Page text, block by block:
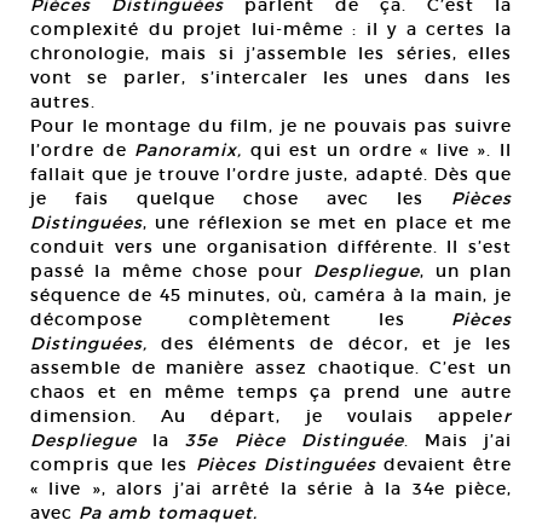
Pièces Distinguées parlent de ça. C’est la
complexité du projet lui-même : il y a certes la
chronologie, mais si j’assemble les séries, elles
vont se parler, s’intercaler les unes dans les
autres.
Pour le montage du film, je ne pouvais pas suivre
l’ordre de Panoramix, qui est un ordre « live ». Il
fallait que je trouve l’ordre juste, adapté. Dès que
je fais quelque chose avec les
Pièces
Distinguées, une réflexion se met en place et me
conduit vers une organisation différente. Il s’est
passé la même chose pour Despliegue, un plan
séquence de 45 minutes, où, caméra à la main, je
décompose complètement les Pièces
Distinguées, des éléments de décor, et je les
assemble de manière assez chaotique. C’est un
chaos et en même temps ça prend une autre
dimension. Au départ, je voulais appeler
Despliegue la35e Pièce Distinguée. Mais j’ai
compris que les Pièces Distinguéesdevaient être
« live », alors j’ai arrêté la série à la 34e pièce,
avec Pa amb tomaquet.